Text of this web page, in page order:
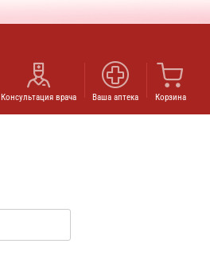
Консультация врача Ваша аптека Корзина